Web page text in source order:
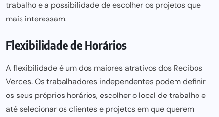
trabalho e a possibilidade de escolher os projetos que
mais interessam.
Flexibilidade de Horários
A flexibilidade é um dos maiores atrativos dos Recibos
Verdes. Os trabalhadores independentes podem definir
os seus próprios horários, escolher o local de trabalho e
até selecionar os clientes e projetos em que querem